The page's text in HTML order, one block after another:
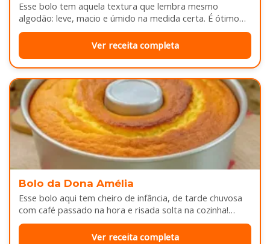
Esse bolo tem aquela textura que lembra mesmo
algodão: leve, macio e úmido na medida certa. É ótimo
pra servir…
Ver receita completa
Bolo da Dona Amélia
Esse bolo aqui tem cheiro de infância, de tarde chuvosa
com café passado na hora e risada solta na cozinha!…
Ver receita completa